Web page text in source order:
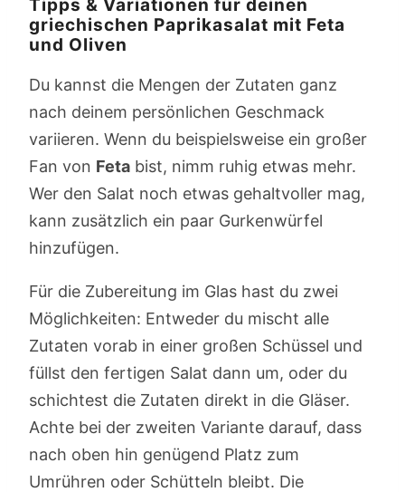
Tipps & Variationen für deinen
griechischen Paprikasalat mit Feta
und Oliven
Du kannst die Mengen der Zutaten ganz
nach deinem persönlichen Geschmack
variieren. Wenn du beispielsweise ein großer
Fan von Feta bist, nimm ruhig etwas mehr.
Wer den Salat noch etwas gehaltvoller mag,
kann zusätzlich ein paar Gurkenwürfel
hinzufügen.
Für die Zubereitung im Glas hast du zwei
Möglichkeiten: Entweder du mischt alle
Zutaten vorab in einer großen Schüssel und
füllst den fertigen Salat dann um, oder du
schichtest die Zutaten direkt in die Gläser.
Achte bei der zweiten Variante darauf, dass
nach oben hin genügend Platz zum
Umrühren oder Schütteln bleibt. Die